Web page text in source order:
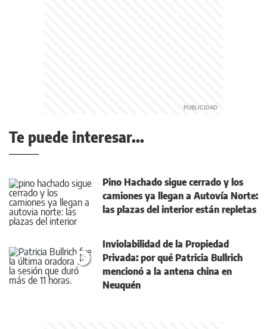
Te puede interesar...
Pino Hachado sigue cerrado y los
camiones ya llegan a Autovía Norte:
las plazas del interior están repletas
Inviolabilidad de la Propiedad
Privada: por qué Patricia Bullrich
mencionó a la antena china en
Neuquén